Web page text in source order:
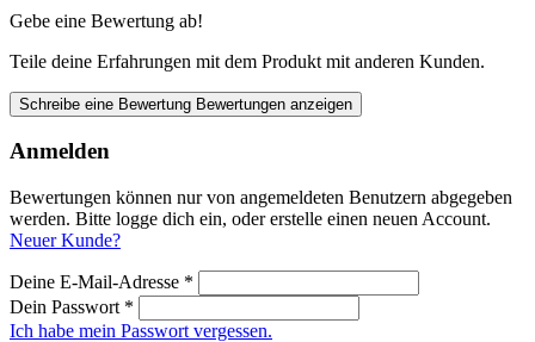
Gebe eine Bewertung ab!
Teile deine Erfahrungen mit dem Produkt mit anderen Kunden.
Schreibe eine Bewertung Bewertungen anzeigen
Anmelden
Bewertungen können nur von angemeldeten Benutzern abgegeben
werden. Bitte logge dich ein, oder erstelle einen neuen Account.
Neuer Kunde?
Deine E-Mail-Adresse *
Dein Passwort *
Ich habe mein Passwort vergessen.